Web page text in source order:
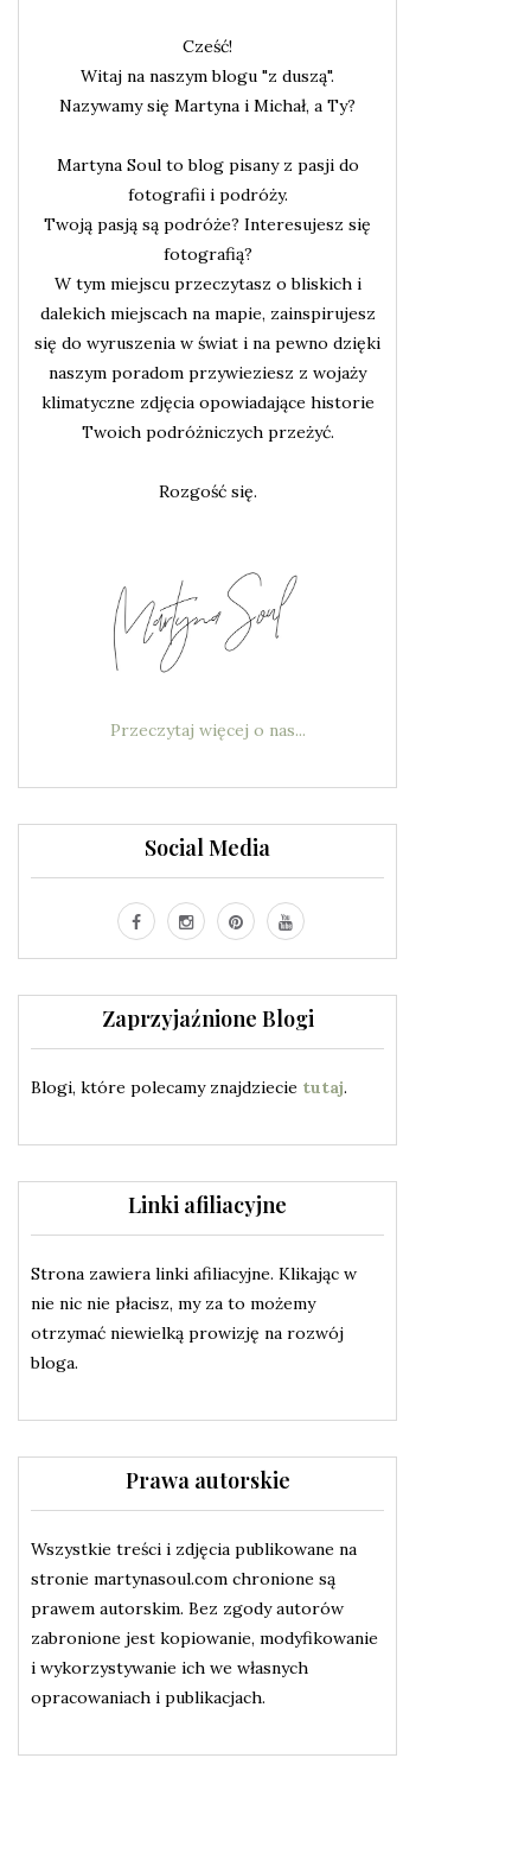
Cześć!
Witaj na naszym blogu "z duszą".
Nazywamy się Martyna i Michał, a Ty?
Martyna Soul to blog pisany z pasji do
fotografii i podróży.
Twoją pasją są podróże? Interesujesz się
fotografią?
W tym miejscu przeczytasz o bliskich i
dalekich miejscach na mapie, zainspirujesz
się do wyruszenia w świat i na pewno dzięki
naszym poradom przywieziesz z wojaży
klimatyczne zdjęcia opowiadające historie
Twoich podróżniczych przeżyć.
Rozgość się.
Przeczytaj więcej o nas...
Social Media
Zaprzyjaźnione Blogi
Blogi, które polecamy znajdziecie tutaj.
Linki afiliacyjne
Strona zawiera linki afiliacyjne. Klikając w
nie nic nie płacisz, my za to możemy
otrzymać niewielką prowizję na rozwój
bloga.
Prawa autorskie
Wszystkie treści i zdjęcia publikowane na
stronie martynasoul.com chronione są
prawem autorskim. Bez zgody autorów
zabronione jest kopiowanie, modyfikowanie
i wykorzystywanie ich we własnych
opracowaniach i publikacjach.